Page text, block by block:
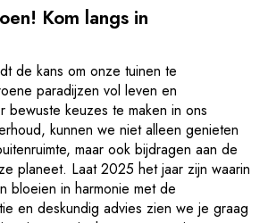
Kom langs in
de kans om onze tuinen te
paradijzen vol leven en
bewuste keuzes te maken in ons
kunnen we niet alleen genieten
maar ook bijdragen aan de
planeet. Laat 2025 het jaar zijn waarin
bloeien in harmonie met de
en deskundig advies zien we je graag